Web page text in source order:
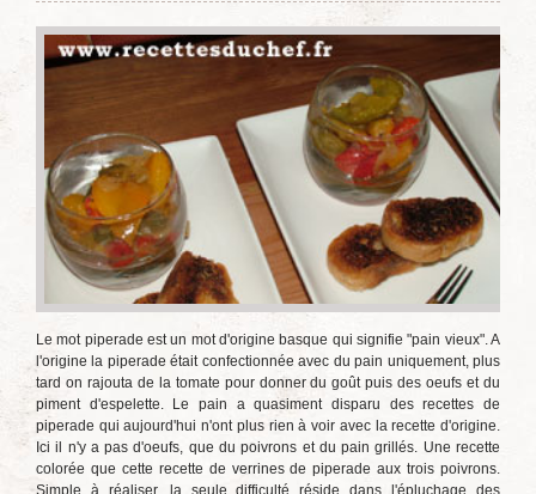
Le mot piperade est un mot d'origine basque qui signifie "pain vieux". A
l'origine la piperade était confectionnée avec du pain uniquement, plus
tard on rajouta de la tomate pour donner du goût puis des oeufs et du
piment d'espelette. Le pain a quasiment disparu des recettes de
piperade qui aujourd'hui n'ont plus rien à voir avec la recette d'origine.
Ici il n'y a pas d'oeufs, que du poivrons et du pain grillés. Une recette
colorée que cette recette de verrines de piperade aux trois poivrons.
Simple à réaliser, la seule difficulté réside dans l'épluchage des